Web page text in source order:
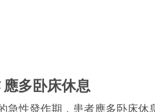
多卧床休息
急性發作期，患者應多卧床